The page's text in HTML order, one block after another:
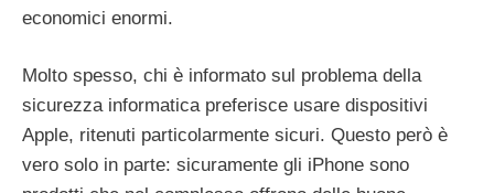
economici enormi.
Molto spesso, chi è informato sul problema della
sicurezza informatica preferisce usare dispositivi
Apple, ritenuti particolarmente sicuri. Questo però è
vero solo in parte: sicuramente gli iPhone sono